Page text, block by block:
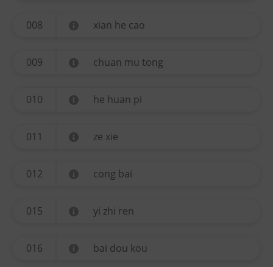
008 xian he cao
009 chuan mu tong
010 he huan pi
011 ze xie
012 cong bai
015 yi zhi ren
016 bai dou kou